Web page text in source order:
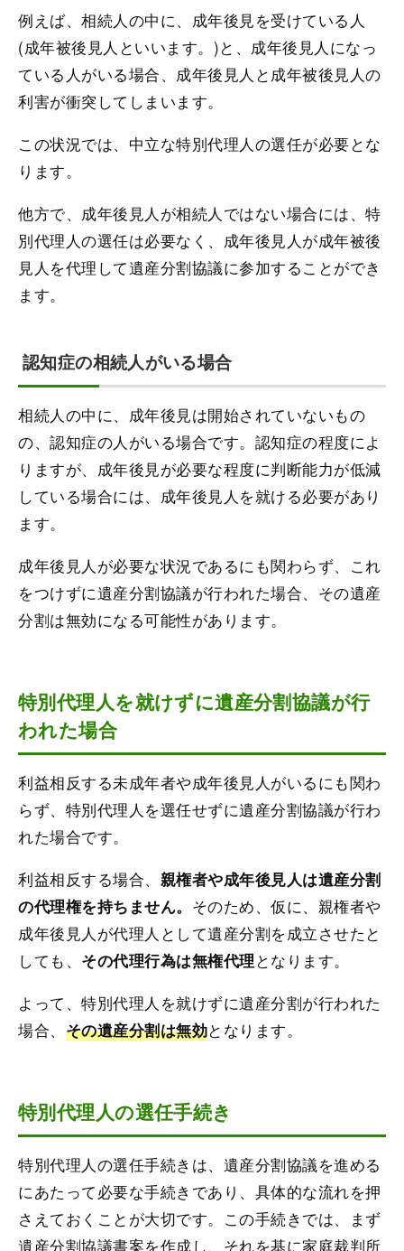
例えば、相続人の中に、成年後見を受けている人
(成年被後見人といいます。)と、成年後見人になっ
ている人がいる場合、成年後見人と成年被後見人の
利害が衝突してしまいます。
この状況では、中立な特別代理人の選任が必要とな
ります。
他方で、成年後見人が相続人ではない場合には、特
別代理人の選任は必要なく、成年後見人が成年被後
見人を代理して遺産分割協議に参加することができ
ます。
認知症の相続人がいる場合
相続人の中に、成年後見は開始されていないもの
の、認知症の人がいる場合です。認知症の程度によ
りますが、成年後見が必要な程度に判断能力が低減
している場合には、成年後見人を就ける必要があり
ます。
成年後見人が必要な状況であるにも関わらず、これ
をつけずに遺産分割協議が行われた場合、その遺産
分割は無効になる可能性があります。
特別代理人を就けずに遺産分割協議が行
われた場合
利益相反する未成年者や成年後見人がいるにも関わ
らず、特別代理人を選任せずに遺産分割協議が行わ
れた場合です。
利益相反する場合、 親権者や成年後見人は遺産分割
の代理権を持ちません。 そのため、仮に、親権者や
成年後見人が代理人として遺産分割を成立させたと
しても、 その代理行為は無権代理 となります。
よって、特別代理人を就けずに遺産分割が行われた
場合、 その遺産分割は無効となります。
特別代理人の選任手続き
特別代理人の選任手続きは、遺産分割協議を進める
にあたって必要な手続きであり、具体的な流れを押
さえておくことが大切です。この手続きでは、まず
遺産分割協議書案を作成し、それを基に家庭裁判所